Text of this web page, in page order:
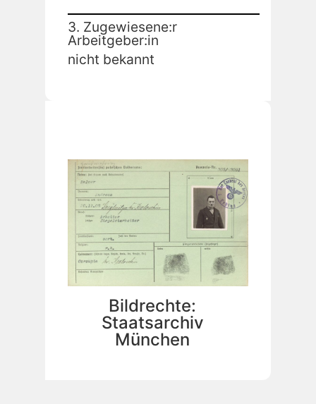
3. Zugewiesene:r
Arbeitgeber:in
nicht bekannt
Bildrechte:
Staatsarchiv
München